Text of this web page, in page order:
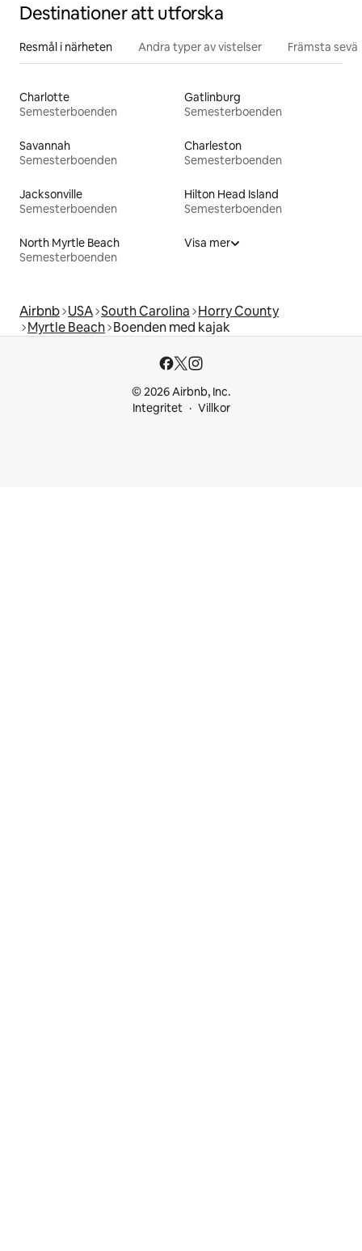
Destinationer att utforska
Resmål i närheten Andra typer av vistelser Främsta
Charlotte
Semesterboenden
Gatlinburg
Semesterboenden
Savannah
Semesterboenden
Charleston
Semesterboenden
Jacksonville
Semesterboenden
Hilton Head Island
Semesterboenden
North Myrtle Beach
Semesterboenden
Visa mer
Airbnb USA South Carolina Horry County
Myrtle Beach Boenden med kajak
© 2026 Airbnb, Inc.
Integritet
Villkor